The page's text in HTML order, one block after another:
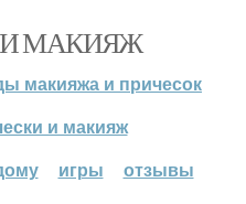
МАКИЯЖ
макияжа и причесок
и макияж
игры отзывы